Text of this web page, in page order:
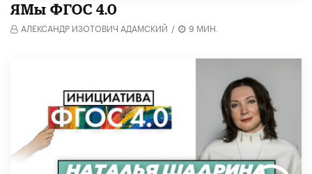
​ЯМы ФГОС 4.0
АЛЕКСАНДР ИЗОТОВИЧ АДАМСКИЙ / 9 МИН.